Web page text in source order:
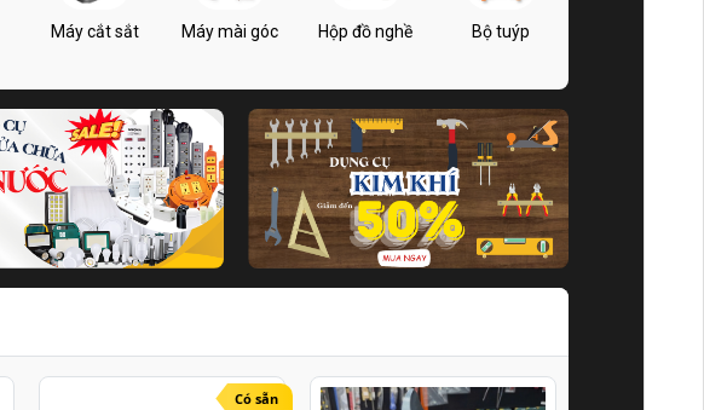
Máy cắt sắt Máy mài góc Hộp đồ nghề Bộ tuýp
Có sẵn